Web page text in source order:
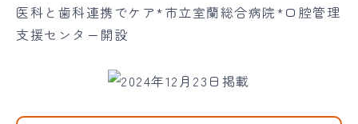
医科と歯科連携でケア*市立室蘭総合病院*口腔管理
支援センター開設